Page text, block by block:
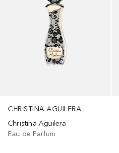
CHRISTINA AGUILERA
Christina Aguilera
Eau de Parfum